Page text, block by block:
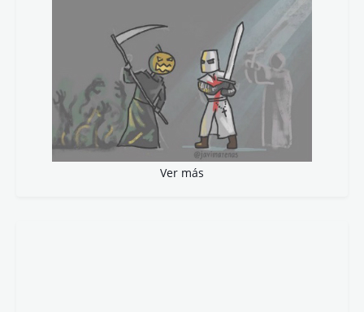
Ver más